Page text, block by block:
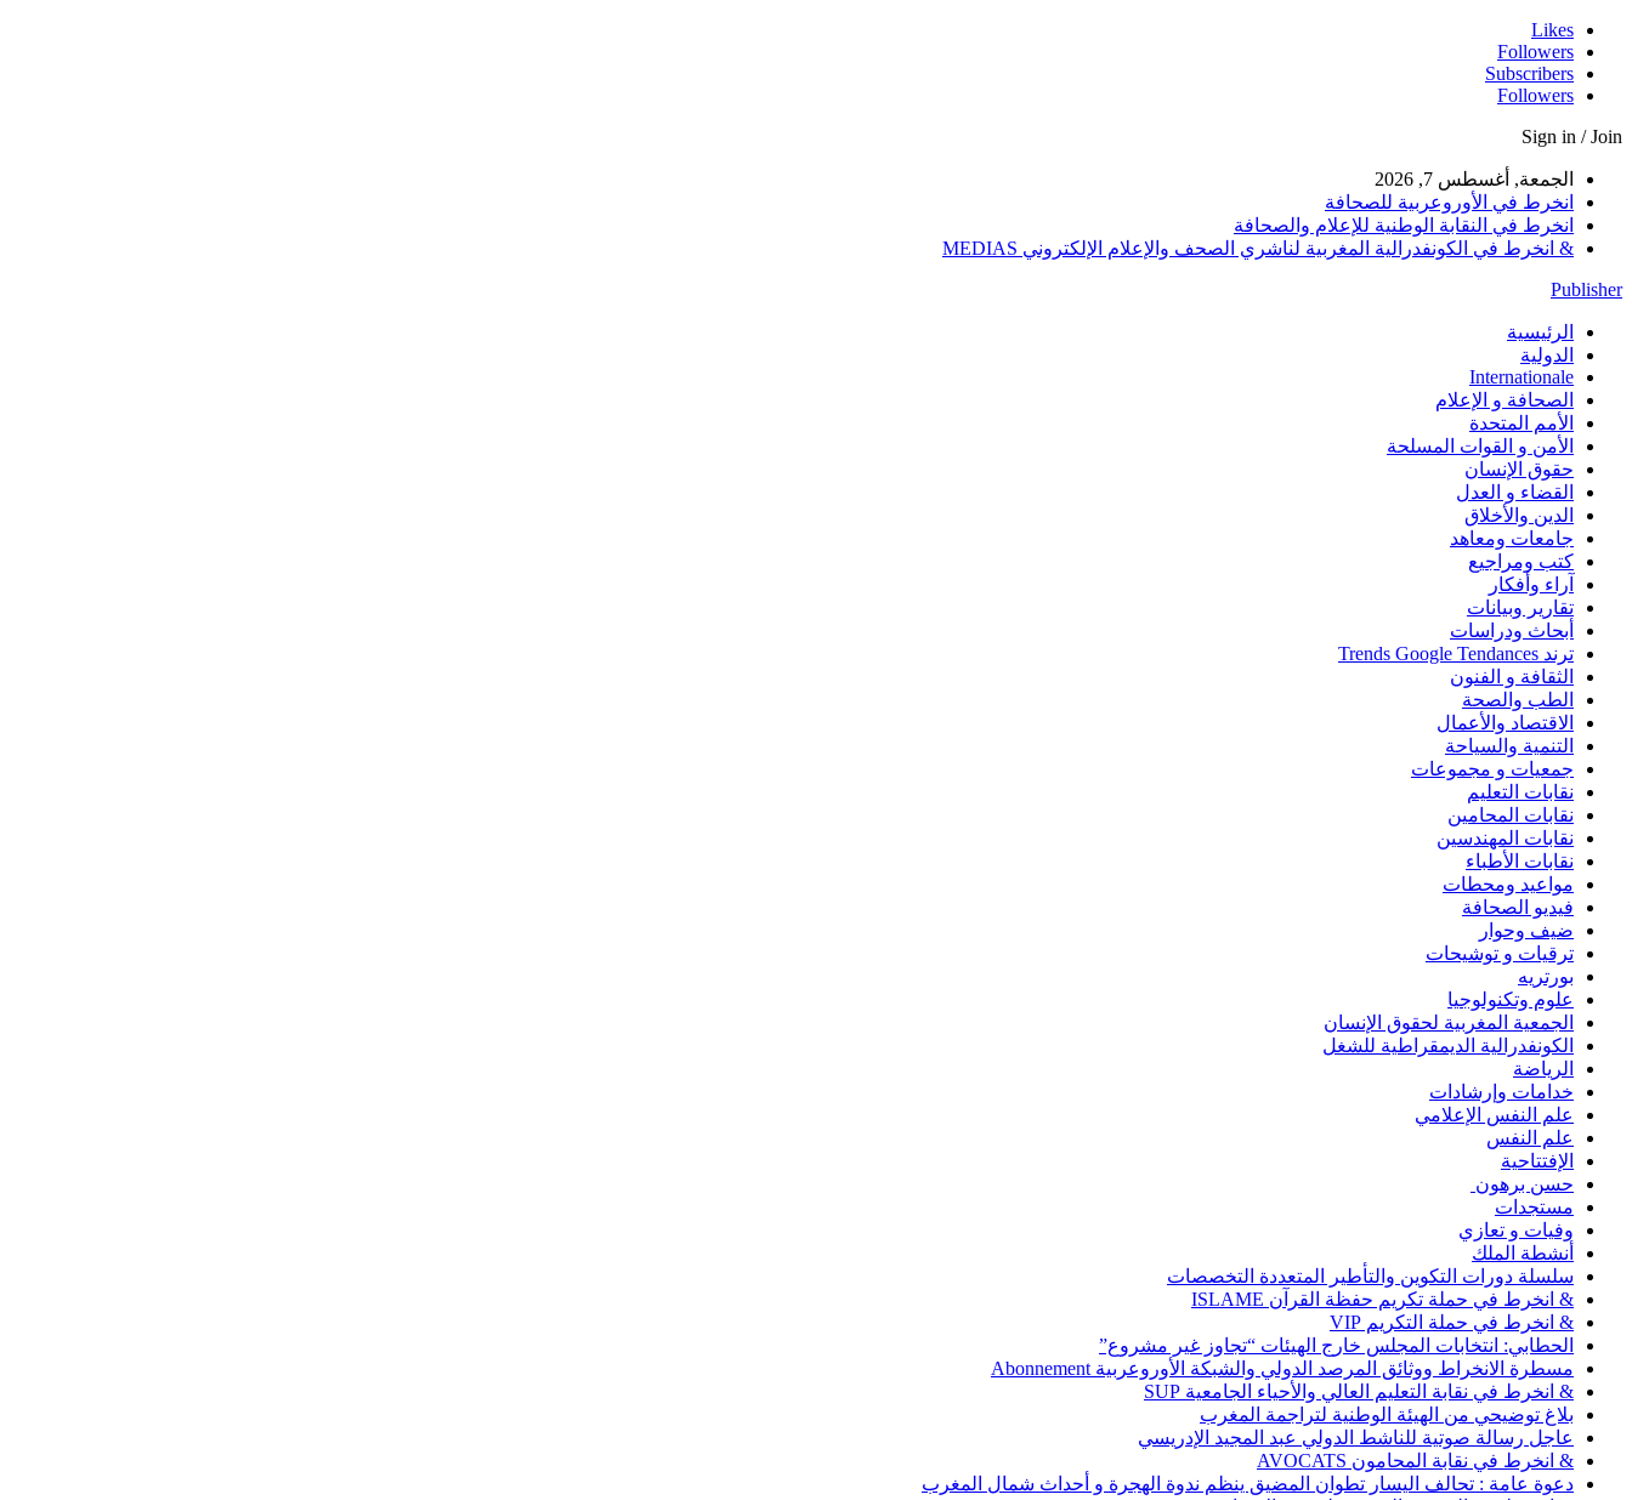
Likes
Followers
Subscribers
Followers
Sign in / Join
الجمعة, أغسطس 7, 2026
انخرط في الأوروعربية للصحافة
انخرط في النقابة الوطنية للإعلام والصحافة
& انخرط في الكونفدرالية المغربية لناشري الصحف والإعلام الإلكتروني MEDIAS
Publisher
الرئيسية
الدولية
Internationale
الصحافة و الإعلام
الأمم المتحدة
الأمن و القوات المسلحة
حقوق الإنسان
القضاء و العدل
الدين والأخلاق
جامعات ومعاهد
كتب ومراجيع
آراء وأفكار
تقارير وبيانات
أبحاث ودراسات
ترند Trends Google Tendances
الثقافة و الفنون
الطب والصحة
الاقتصاد والأعمال
التنمية والسياحة
جمعيات و مجموعات
نقابات التعليم
نقابات المحامين
نقابات المهندسين
نقابات الأطباء
مواعيد ومحطات
فيديو الصحافة
ضيف وحوار
ترقيات و توشيحات
بورتريه
علوم وتكنولوجيا
الجمعية المغربية لحقوق الإنسان
الكونفدرالية الديمقراطية للشغل
الرياضة
خدامات وإرشادات
علم النفس الإعلامي
علم النفس
الإفتتاحية
حسن برهون
مستجدات
وفيات و تعازي
أنشطة الملك
سلسلة دورات التكوين والتأطير المتعددة التخصصات
& انخرط في حملة تكريم حفظة القرآن ISLAME
& انخرط في حملة التكريم VIP
الحطابي: انتخابات المجلس خارج الهيئات “تجاوز غير مشروع”
مسطرة الانخراط ووثائق المرصد الدولي والشبكة الأوروعربية Abonnement
& انخرط في نقابة التعليم العالي والأحياء الجامعية SUP
بلاغ توضيحي من الهيئة الوطنية لتراجمة المغرب
عاجل رسالة صوتية للناشط الدولي عبد المجيد الإدريسي
& انخرط في نقابة المحامون AVOCATS
دعوة عامة : تحالف اليسار تطوان المضيق ينظم ندوة الهجرة و أحداث شمال المغرب